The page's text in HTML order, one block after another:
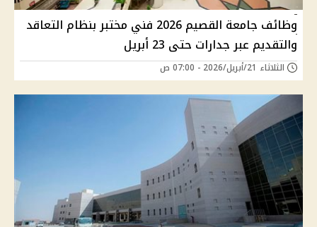
وظائف جامعة القصيم 2026 فني مختبر بنظام التعاقد
والتقديم عبر جدارات حتى 23 أبريل
الثلاثاء 21/أبريل/2026 - 07:00 ص